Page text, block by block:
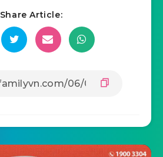
Share Article: